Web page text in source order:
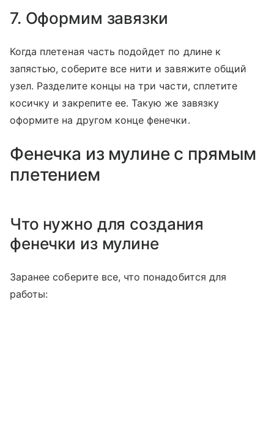
7. Оформим завязки
Когда плетеная часть подойдет по длине к
запястью, соберите все нити и завяжите общий
узел. Разделите концы на три части, сплетите
косичку и закрепите ее. Такую же завязку
оформите на другом конце фенечки.
Фенечка из мулине с прямым
плетением
Что нужно для создания
фенечки из мулине
Заранее соберите все, что понадобится для
работы: